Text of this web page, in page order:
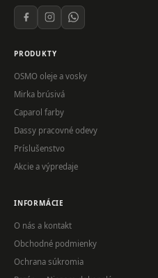
PRODUKTY
OSMO oleje a vosky
Mirka brúsivá
Caparol farby
Dassy pracovné odevy
Príslušenstvo
Akcie a výpredaje
INFORMÁCIE
O nás a kontakt
Obchodné podmienky
Ochrana súkromia